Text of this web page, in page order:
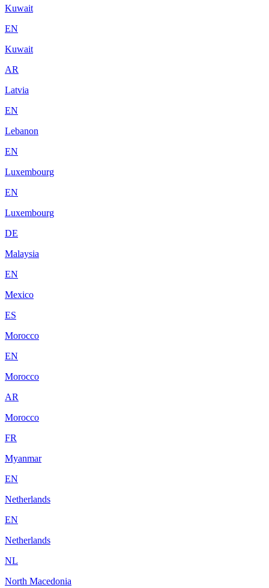
Kuwait
EN
Kuwait
AR
Latvia
EN
Lebanon
EN
Luxembourg
EN
Luxembourg
DE
Malaysia
EN
Mexico
ES
Morocco
EN
Morocco
AR
Morocco
FR
Myanmar
EN
Netherlands
EN
Netherlands
NL
North Macedonia